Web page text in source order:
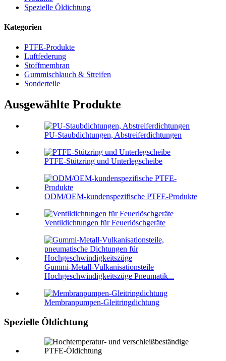
Spezielle Öldichtung
Kategorien
PTFE-Produkte
Luftfederung
Stoffmembran
Gummischlauch & Streifen
Sonderteile
Ausgewählte Produkte
PU-Staubdichtungen, Abstreiferdichtungen
PTFE-Stützring und Unterlegscheibe
ODM/OEM-kundenspezifische PTFE-Produkte
Ventildichtungen für Feuerlöschgeräte
Gummi-Metall-Vulkanisationsteile
Hochgeschwindigkeitszüge Pneumatik...
Membranpumpen-Gleitringdichtung
Spezielle Öldichtung